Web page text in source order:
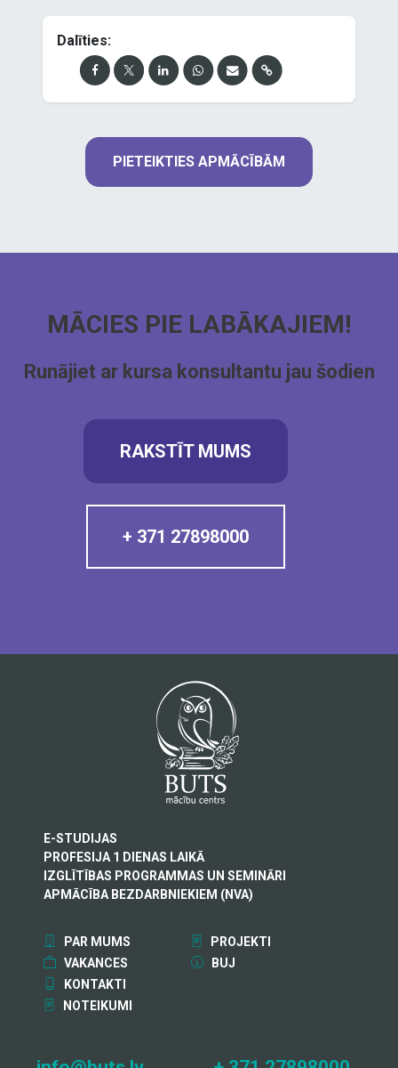
Dalīties:
PIETEIKTIES APMĀCĪBĀM
MĀCIES PIE LABĀKAJIEM!
Runājiet ar kursa konsultantu jau šodien
RAKSTĪT MUMS
+ 371 27898000
E-STUDIJAS
PROFESIJA 1 DIENAS LAIKĀ
IZGLĪTĪBAS PROGRAMMAS UN SEMINĀRI
APMĀCĪBA BEZDARBNIEKIEM (NVA)
PAR MUMS
PROJEKTI
VAKANCES
BUJ
KONTAKTI
NOTEIKUMI